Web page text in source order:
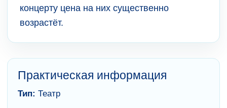
концерту цена на них существенно
возрастёт.
Практическая информация
Тип: Театр